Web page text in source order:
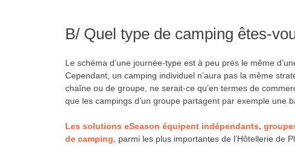
B/ Quel type de camping êtes-
Le schéma d’une journée-type est à peu près le même
Cependant, un camping individuel n’aura pas la même
chaîne ou de groupe, ne serait-ce qu’en termes de
que les campings d’un groupe partagent par exemple une
Les solutions eSeason équipent indépendants,
de camping, parmi les plus importantes de l’Hôtellerie de